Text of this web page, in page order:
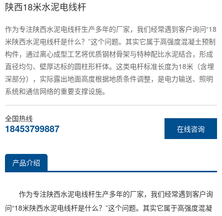
陕西18米水泥电线杆
作为专注陕西水泥电线杆生产多年的厂家，我们经常遇到客户询问“18
米陕西水泥电线杆是什么？”这个问题。其实它属于高强度混凝土预制
构件，通过离心成型工艺将优质钢材骨架与特种配比水泥结合，形成
直径均匀、壁厚达标的圆柱形杆体。这类电杆标准长度为18米（含埋
深部分），实际露出地面高度根据地质条件调整，是电力输送、照明
系统和通信网络的重要支撑设施。
在线咨询
全国热线
18453799887
产品介绍
作为专注陕西水泥电线杆生产多年的厂家，我们经常遇到客户询
问“18米陕西水泥电线杆是什么？”这个问题。其实它属于高强度混凝